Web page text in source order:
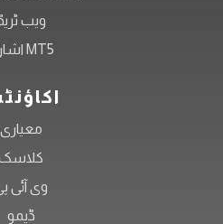
ویب
MT5 اشارے
معیاری
وی آئی
ڈیمو